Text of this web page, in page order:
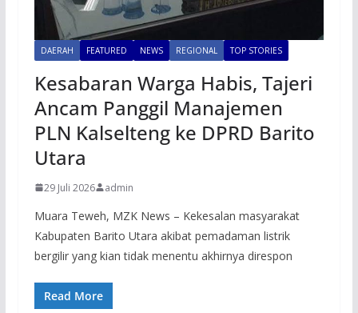
DAERAH FEATURED NEWS REGIONAL TOP STORIES
Kesabaran Warga Habis, Tajeri
Ancam Panggil Manajemen
PLN Kalselteng ke DPRD Barito
Utara
29 Juli 2026 admin
Muara Teweh, MZK News – Kekesalan masyarakat
Kabupaten Barito Utara akibat pemadaman listrik
bergilir yang kian tidak menentu akhirnya direspon
Read More